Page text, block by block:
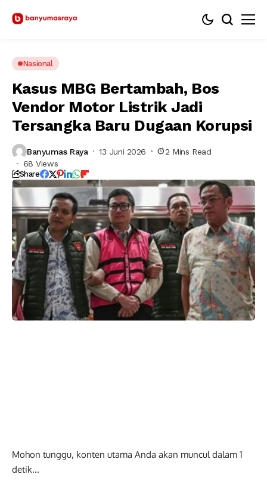
Nasional
Kasus MBG Bertambah, Bos
Vendor Motor Listrik Jadi
Tersangka Baru Dugaan Korupsi
Banyumas Raya 13 Juni 2026
2 Mins Read
68 Views
Share
Mohon tunggu, konten utama Anda akan muncul dalam 0
detik...